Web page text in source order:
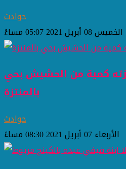
حوادث
الخميس 08 أبريل 2021 05:07 مساءً
كمية من الحشيش بحي
بالمنتزة
حوادث
الأربعاء 07 أبريل 2021 08:30 مساءً